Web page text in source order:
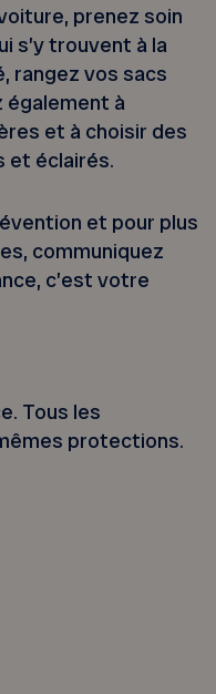
prenez soin
s’y trouvent à la
rangez vos sacs
également à
et à choisir des
et éclairés.
et pour plus
communiquez
c’est votre
Tous les
protections.